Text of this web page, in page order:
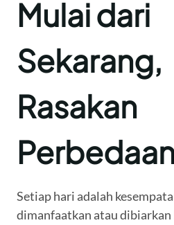
Mulai dari
Sekarang,
Rasakan
Setiap hari adalah
dimanfaatkan atau